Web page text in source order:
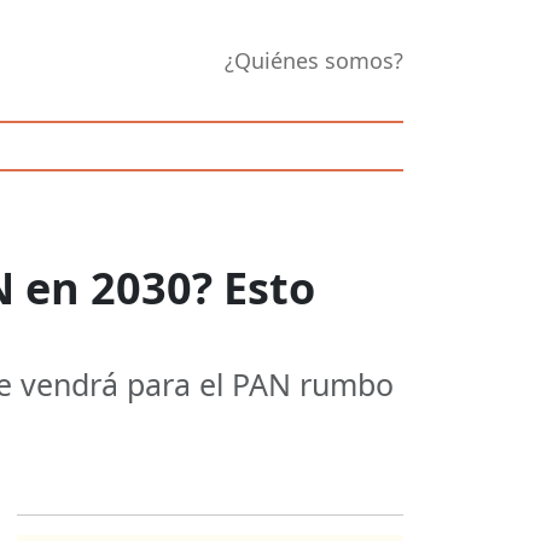
¿Quiénes somos?
2030? Esto
vendrá para el PAN rumbo